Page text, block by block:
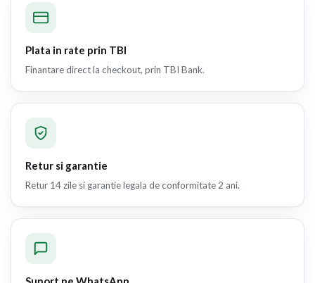
Plata in rate prin TBI
Finantare direct la checkout, prin TBI Bank.
Retur si garantie
Retur 14 zile si garantie legala de conformitate 2 ani.